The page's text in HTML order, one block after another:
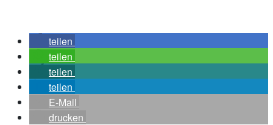
teilen
teilen
teilen
teilen
E-Mail
drucken